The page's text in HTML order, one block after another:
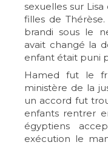
sexuelles sur
filles de
brandi sous le
avait changé la
enfant était puni
Hamed fut le
ministère de la
un accord fut
enfants rentrer
égyptiens
exécution le